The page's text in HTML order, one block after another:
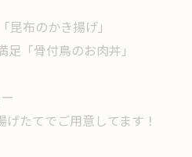
布のかき揚げ」
「骨付鳥のお肉丼」
たてでご用意してます！